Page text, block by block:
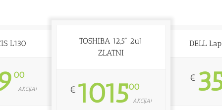
L130”
00
AKCIJA!
TOSHIBA 12,5” 2u1
ZLATNI
€ 101500
AKCIJA!
DELL
€